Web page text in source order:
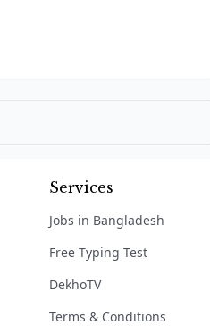
Services
Jobs in Bangladesh
Free Typing Test
DekhoTV
Terms & Conditions